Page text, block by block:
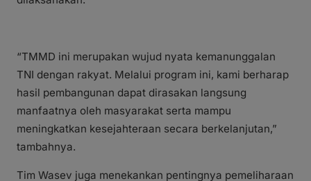
“TMMD ini merupakan wujud nyata kemanunggalan
TNI dengan rakyat. Melalui program ini, kami berharap
hasil pembangunan dapat dirasakan langsung
manfaatnya oleh masyarakat serta mampu
meningkatkan kesejahteraan secara berkelanjutan,”
tambahnya.
Tim Wasev juga menekankan pentingnya pemeliharaan